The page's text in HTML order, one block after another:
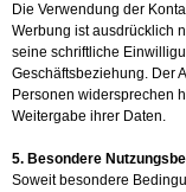
Die Verwendung der
Werbung ist ausdrücklich
seine schriftliche
Geschäftsbeziehung. Der
Personen widersprechen
Weitergabe ihrer Daten.
5. Besondere
Soweit besondere